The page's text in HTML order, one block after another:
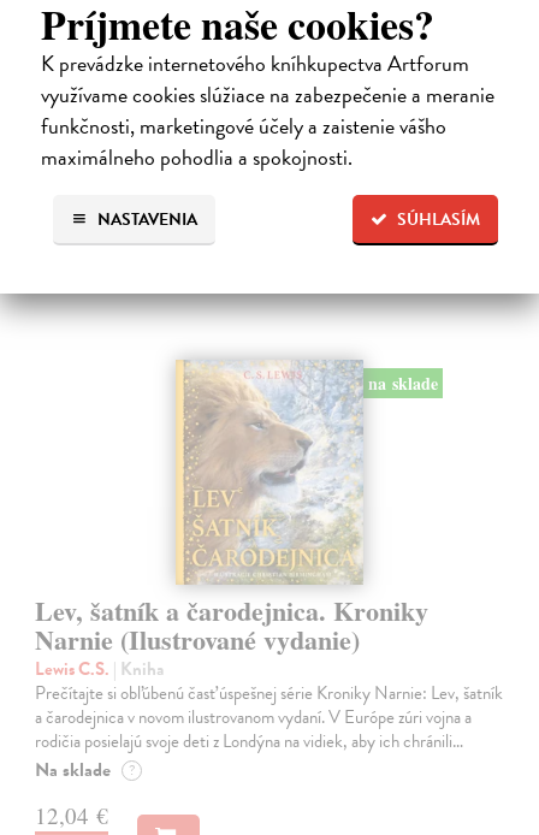
Príjmete naše cookies?
K prevádzke internetového kníhkupectva Artforum
využívame cookies slúžiace na zabezpečenie a meranie
funkčnosti, marketingové účely a zaistenie vášho
maximálneho pohodlia a spokojnosti.
SÚHLASÍM
NASTAVENIA
Alica a hmyz
Dúbravský Andrej| Kniha
Alica je zvedavá mačka, ktorá býva so zvedavým Andrejom. Obaja sú
fascinovaní ríšou hmyzu.
Na sklade ?
28,90 € ?
na sklade
Lev, šatník a čarodejnica. Kroniky
Narnie (Ilustrované vydanie)
Lewis C.S. | Kniha
Prečítajte si obľúbenú časť úspešnej série Kroniky Narnie: Lev, šatník
a čarodejnica v novom ilustrovanom vydaní. V Európe zúri vojna a
rodičia posielajú svoje deti z Londýna na vidiek, aby ich chránili…
Na sklade ?
12,04 €